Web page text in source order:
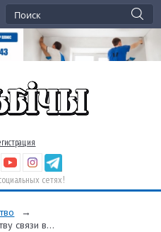
сетях!
→
связи в...